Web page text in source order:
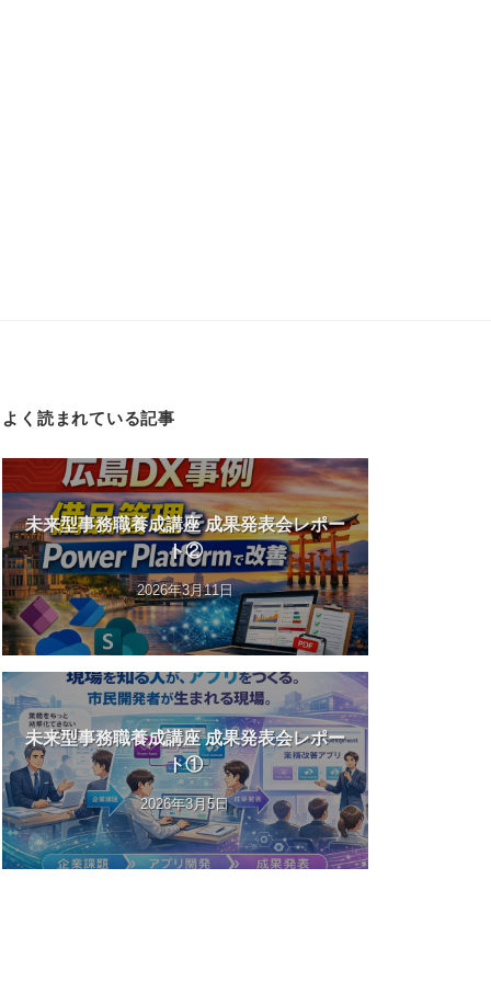
よく読まれている記事
未来型事務職養成講座 成果発表会レポー
ト②
2026年3月11日
未来型事務職養成講座 成果発表会レポー
ト①
2026年3月5日